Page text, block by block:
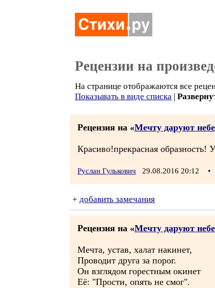
Рецензии на
На странице отображаются все
Показывать в виде списка |
Рецензия на «Мечту даруют
Красиво!прекрасная образность!
Руслан Гулькович 29.08.2016 20:12 •
+ добавить замечания
Рецензия на «Мечту даруют
Мечта, устав, халат накинет,
Проводит друга за порог.
Он взглядом горестным окинет
Её: "Прости, опять не смог".